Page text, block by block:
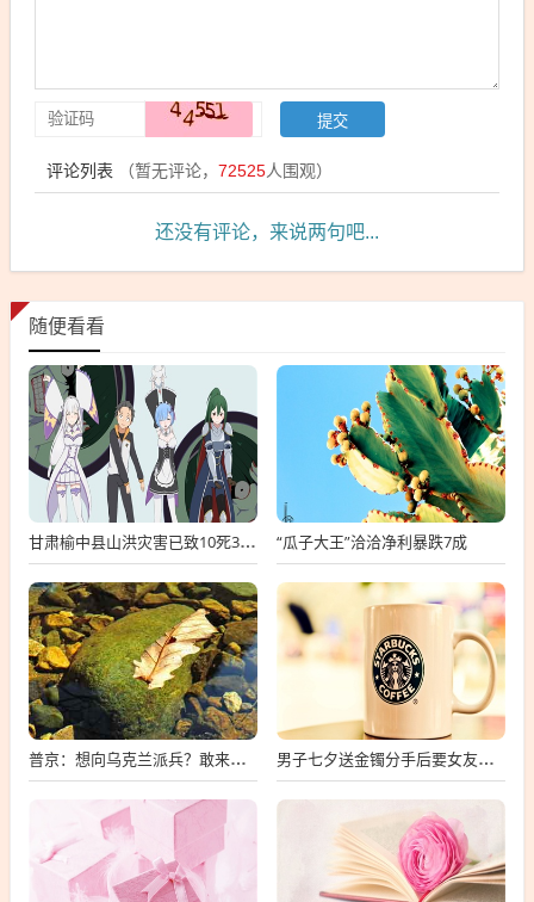
评论列表 （暂无评论， 72525人围观）
还没有评论，来说两句吧...
随便看看
甘肃榆中县山洪灾害已致10死33失联 “瓜子大王”洽洽净利暴跌7成
普京：想向乌克兰派兵？敢来就打，普京，敢派兵到乌克兰，将面临严厉反击 男子七夕送金镯分手后要女友还钱